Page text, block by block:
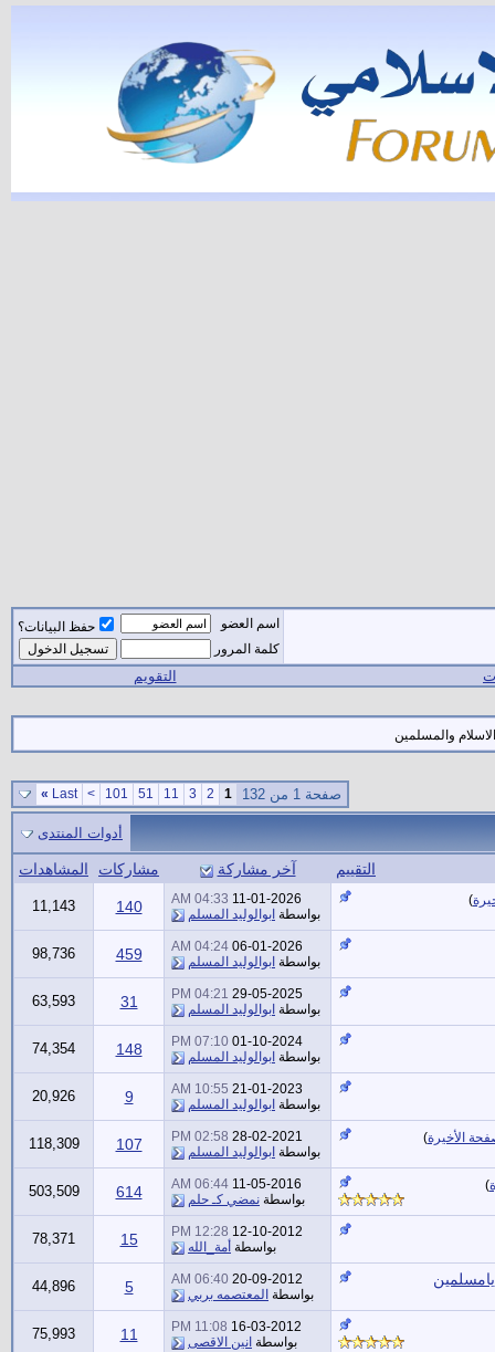
اسم العضو
حفظ البيانات؟
كلمة المرور
التقويم
والمسلمين
صفحة 1 من 132 1
2
3
11
51
101
>
Last
»
أدوات المنتدى
التقييم آخر مشاركة مشاركات المشاهدات
)
11-01-2026
04:33 AM
بواسطة ابوالوليد المسلم 140
11,143
06-01-2026
04:24 AM
بواسطة ابوالوليد المسلم 459
98,736
29-05-2025
04:21 PM
بواسطة ابوالوليد المسلم 31
63,593
01-10-2024
07:10 PM
بواسطة ابوالوليد المسلم 148
74,354
21-01-2023
10:55 AM
بواسطة ابوالوليد المسلم 9
20,926
الأخيرة)
28-02-2021
02:58 PM
بواسطة ابوالوليد المسلم 107
118,309
)
11-05-2016
06:44 AM
بواسطة نمضي كـ حلم 614
503,509
12-10-2012
12:28 PM
بواسطة أمة_الله 15
78,371
20-09-2012
06:40 AM
بواسطة المعتصمه بربي 5
44,896
16-03-2012
11:08 PM
بواسطة انين الاقصى 11
75,993